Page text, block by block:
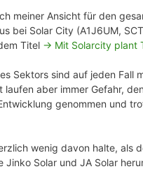
meiner Ansicht für den
bei Solar City (A1J6UM,
Titel -> Mit Solarcity plant
Sektors sind auf jeden Fall
laufen aber immer Gefahr,
genommen und
wenig davon halte, als
Jinko Solar und JA Solar